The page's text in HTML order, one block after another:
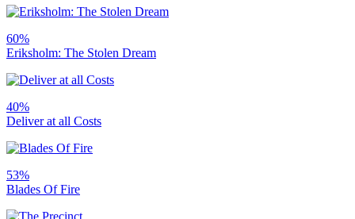
60%
Eriksholm: The Stolen Dream
40%
Deliver at all Costs
53%
Blades Of Fire